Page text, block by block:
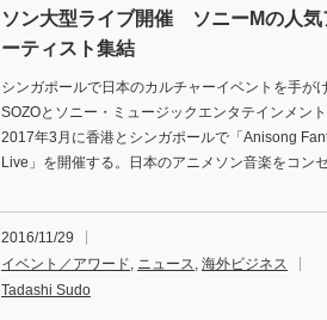
ソン大型ライブ開催 ソニーMの人気
ーティスト集結
シンガポールで日本のカルチャーイベントを手が
SOZOとソニー・ミュージックエンタテインメント
2017年3月に香港とシンガポールで「Anisong
Live」を開催する。日本のアニメソン音楽をコン
2016/11/29
イベント／アワード, ニュース, 海外ビジネス
Tadashi Sudo